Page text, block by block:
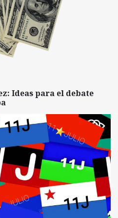
Ideas para el debate